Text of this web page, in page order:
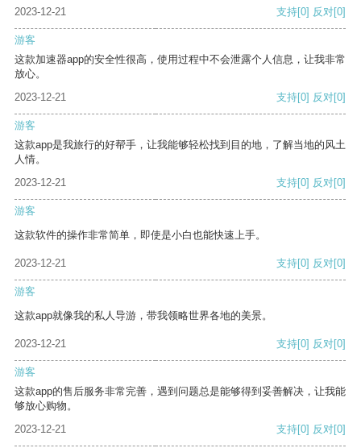
2023-12-21
支持[0] 反对[0]
游客
这款加速器app的安全性很高，使用过程中不会泄露个人信息，让我非常
放心。
2023-12-21
支持[0] 反对[0]
游客
这款app是我旅行的好帮手，让我能够轻松找到目的地，了解当地的风土
人情。
2023-12-21
支持[0] 反对[0]
游客
这款软件的操作非常简单，即使是小白也能快速上手。
2023-12-21 支持[0] 反对[0]
游客
这款app就像我的私人导游，带我领略世界各地的美景。
2023-12-21 支持[0] 反对[0]
游客
这款app的售后服务非常完善，遇到问题总是能够得到妥善解决，让我能
够放心购物。
2023-12-21
支持[0] 反对[0]